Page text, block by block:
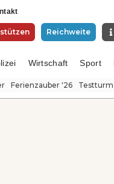
Reichweite
Wirtschaft Sport
Ferienzauber '26 Testturm